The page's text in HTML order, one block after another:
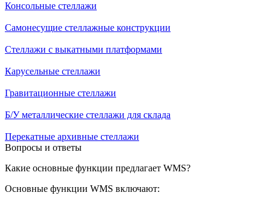
Консольные стеллажи
Самонесущие стеллажные конструкции
Стеллажи с выкатными платформами
Карусельные стеллажи
Гравитационные стеллажи
Б/У металлические стеллажи для склада
Перекатные архивные стеллажи
Вопросы и ответы
Какие основные функции предлагает WMS?
Основные функции WMS включают: